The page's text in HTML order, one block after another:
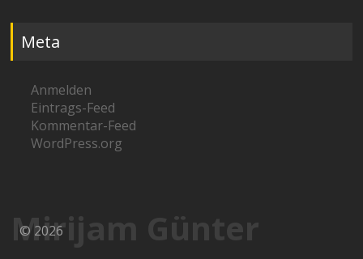
Meta
Anmelden
Eintrags-Feed
Kommentar-Feed
WordPress.org
Mirijam Günter
© 2026